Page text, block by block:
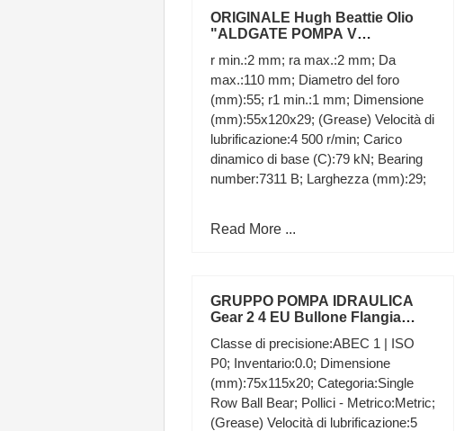
ORIGINALE Hugh Beattie Olio
"ALDGATE POMPA V
LONDON CITY
r min.:2 mm; ra max.:2 mm; Da
max.:110 mm; Diametro del foro
(mm):55; r1 min.:1 mm; Dimensione
(mm):55x120x29; (Grease) Velocità di
lubrificazione:4 500 r/min; Carico
dinamico di base (C):79 kN; Bearing
number:7311 B; Larghezza (mm):29;
Read More ...
GRUPPO POMPA IDRAULICA
Gear 2 4 EU Bullone Flangia
MOTORE OLIO PORTA
Classe di precisione:ABEC 1 | ISO
P0; Inventario:0.0; Dimensione
(mm):75x115x20; Categoria:Single
Row Ball Bear; Pollici - Metrico:Metric;
(Grease) Velocità di lubrificazione:5